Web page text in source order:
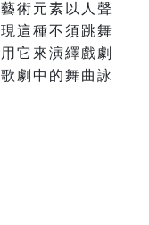
術元素以人聲
這種不須跳舞
它來演繹戲劇
劇中的舞曲詠